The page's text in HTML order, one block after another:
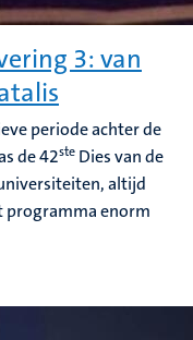
3: van
periode achter de
de 42ste Dies van de
altijd
programma enorm